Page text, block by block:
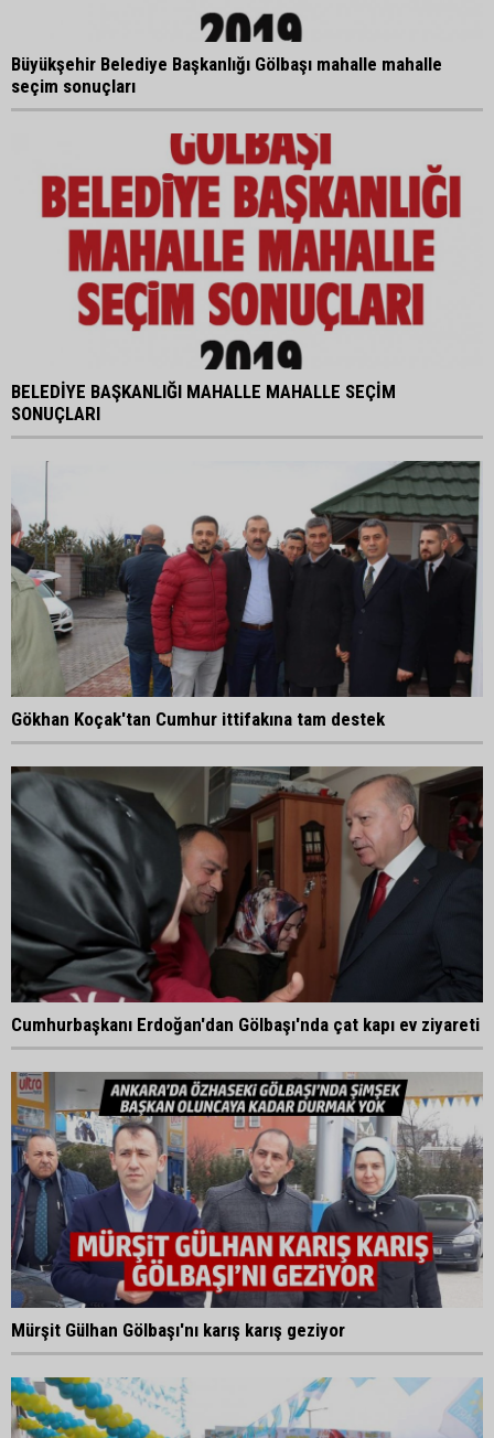
Büyükşehir Belediye Başkanlığı Gölbaşı mahalle mahalle
seçim sonuçları
BELEDİYE BAŞKANLIĞI MAHALLE MAHALLE SEÇİM
SONUÇLARI
Gökhan Koçak'tan Cumhur ittifakına tam destek
Cumhurbaşkanı Erdoğan'dan Gölbaşı'nda çat kapı ev ziyareti
Mürşit Gülhan Gölbaşı'nı karış karış geziyor